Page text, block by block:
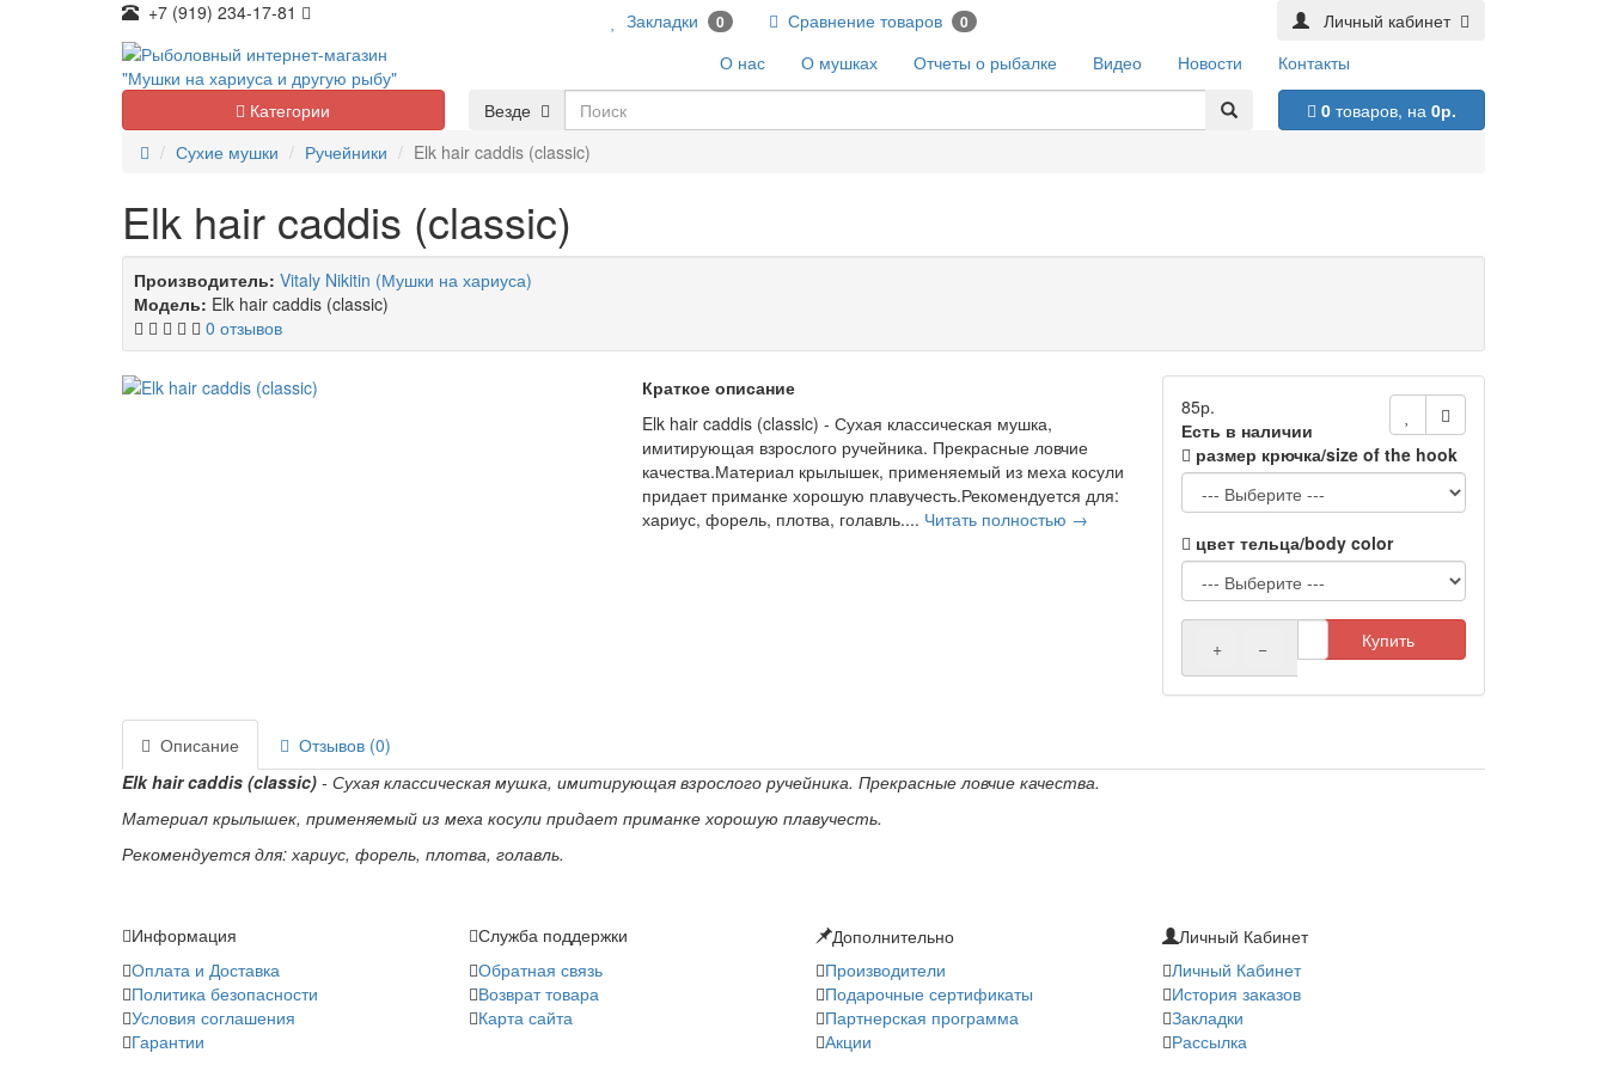
+7 (919) 234-17-81 Личный кабинет
Закладки 0 Сравнение товаров 0
О нас О мушках Отчеты о рыбалке Видео Новости
Контакты
Везде
0товаров, на 0р.
Категории
Сухие мушки
Ручейники Elk hair caddis (classic)
Elk hair caddis (classic)
Производитель: Vitaly Nikitin (Мушки на хариуса)
Модель: Elk hair caddis (classic)
0 отзывов
Краткое описание
Elk hair caddis (classic) - Сухая классическая мушка,
имитирующая взрослого ручейника. Прекрасные ловчие
качества.Материал крылышек, применяемый из меха косули
придает приманке хорошую плавучесть.Рекомендуется для:
хариус, форель, плотва, голавль.... Читать полностью →
85р.
Есть в наличии
размер крючка/size of the hook
цвет тельца/body color
+ − Купить
Описание
Отзывов (0)
Elk hair caddis (classic) - Сухая классическая мушка, имитирующая взрослого ручейника. Прекрасные ловчие качества.
Материал крылышек, применяемый из меха косули придает приманке хорошую плавучесть.
Рекомендуется для: хариус, форель, плотва, голавль.
Информация
Оплата и Доставка
Политика безопасности
Условия соглашения
Гарантии
Служба поддержки
Обратная связь
Возврат товара
Карта сайта
Дополнительно
Производители
Подарочные сертификаты
Партнерская программа
Акции
Личный Кабинет
Личный Кабинет
История заказов
Закладки
Рассылка